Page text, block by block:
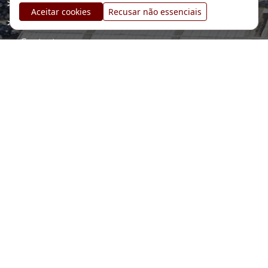
Quem somos
Todas as marcas
Contactos
Aceitar cookies Recusar não essenciais